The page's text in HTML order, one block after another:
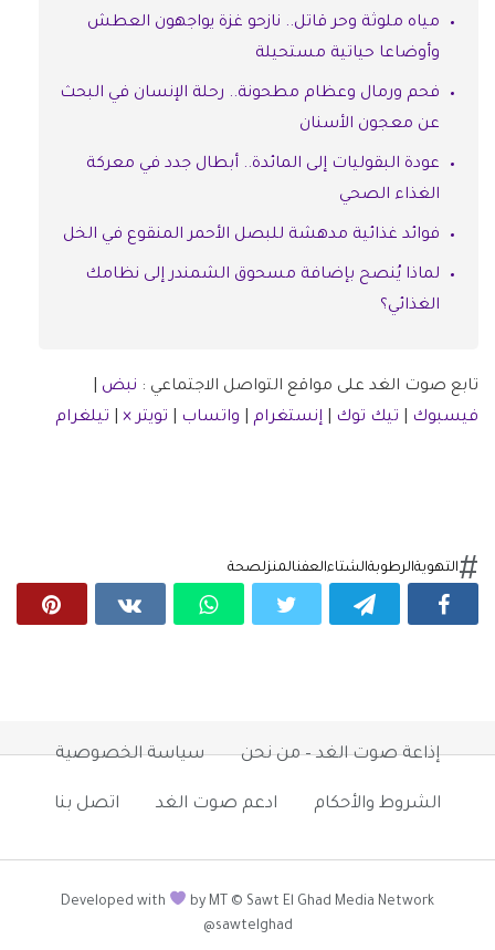
مياه ملوثة وحر قاتل.. نازحو غزة يواجهون العطش
وأوضاعا حياتية مستحيلة
فحم ورمال وعظام مطحونة.. رحلة الإنسان في البحث
عن معجون الأسنان
عودة البقوليات إلى المائدة.. أبطال جدد في معركة
الغذاء الصحي
فوائد غذائية مدهشة للبصل الأحمر المنقوع في الخل
لماذا يُنصح بإضافة مسحوق الشمندر إلى نظامك
الغذائي؟
تابع صوت الغد على مواقع التواصل الاجتماعي : نبض
فيسبوك
تيك توك إنستغرام واتساب تويتر × تيلغرام
التهويةالرطوبةالشتاءالعفنالمنزلصحة
إذاعة صوت الغد – من نحن سياسة الخصوصية
الشروط والأحكام ادعم صوت الغد اتصل بنا
Developed with
by MT © Sawt El Ghad Media Network
@sawtelghad